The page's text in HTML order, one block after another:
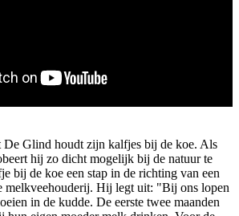
Glind houdt zijn kalfjes bij de koe. Als
hij zo dicht mogelijk bij de natuur te
bij de koe een stap in de richting van een
melkveehouderij. Hij legt uit: "Bij ons lopen
in de kudde. De eerste twee maanden